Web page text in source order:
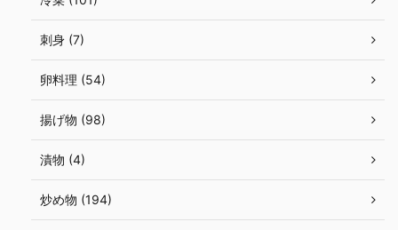
刺身 (7)
卵料理 (54)
揚げ物 (98)
漬物 (4)
炒め物 (194)